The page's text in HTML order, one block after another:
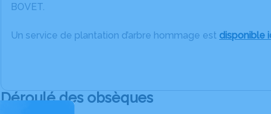
BOVET.
Un service de plantation d’arbre hommage est disponible
Déroulé des obsèques